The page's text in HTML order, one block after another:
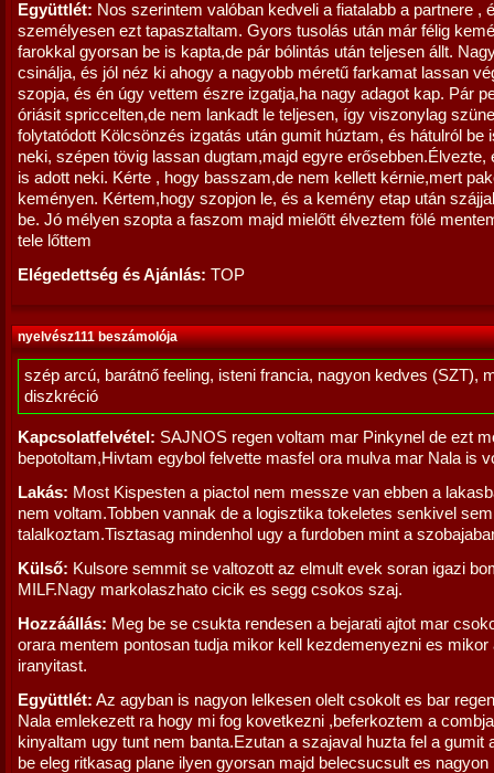
Együttlét: Nos szerintem valóban kedveli a fiatalabb a partnere ,
személyesen ezt tapasztaltam. Gyors tusolás után már félig
farokkal gyorsan be is kapta,de pár bólintás után teljesen állt.
csinálja, és jól néz ki ahogy a nagyobb méretű farkamat lassan
szopja, és én úgy vettem észre izgatja,ha nagy adagot kap. Pár
óriásit spriccelten,de nem lankadt le teljesen, így viszonylag
folytatódott Kölcsönzés izgatás után gumit húztam, és hátulról be
neki, szépen tövig lassan dugtam,majd egyre erősebben.Élvezte,
is adott neki. Kérte , hogy basszam,de nem kellett kérnie,mert
keményen. Kértem,hogy szopjon le, és a kemény etap után
be. Jó mélyen szopta a faszom majd mielőtt élveztem fölé
tele lőttem
Elégedettség és Ajánlás: TOP
nyelvész111 beszámolója
szép arcú, barátnő feeling, isteni francia, nagyon kedves (SZT),
diszkréció
Kapcsolatfelvétel: SAJNOS regen voltam mar Pinkynel de ezt
bepotoltam,Hivtam egybol felvette masfel ora mulva mar Nala is
Lakás: Most Kispesten a piactol nem messze van ebben a
nem voltam.Tobben vannak de a logisztika tokeletes senkivel sem
talalkoztam.Tisztasag mindenhol ugy a furdoben mint a
Külső: Kulsore semmit se valtozott az elmult evek soran igazi
MILF.Nagy markolaszhato cicik es segg csokos szaj.
Hozzáállás: Meg be se csukta rendesen a bejarati ajtot mar
orara mentem pontosan tudja mikor kell kezdemenyezni es mikor
iranyitast.
Együttlét: Az agyban is nagyon lelkesen olelt csokolt es bar
Nala emlekezett ra hogy mi fog kovetkezni ,beferkoztem a
kinyaltam ugy tunt nem banta.Ezutan a szajaval huzta fel a gumit
be eleg ritkasag plane ilyen gyorsan majd belecsucsult es nagyon